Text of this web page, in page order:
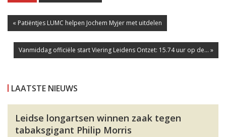
« Patiëntjes LUMC helpen Jochem Myjer met uitdelen
Vanmiddag officiële start Viering Leidens Ontzet: 15.74 uur op de... »
LAATSTE NIEUWS
Leidse longartsen winnen zaak tegen
tabaksgigant Philip Morris